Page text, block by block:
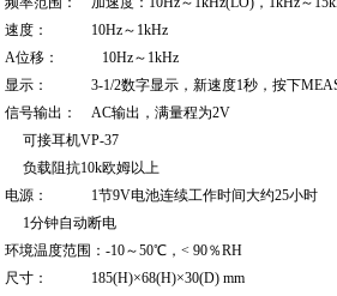
速度： 10Hz～1kHz
A位移： 10Hz～1kHz
显示： 3-1/2数字显示，新速度1秒，按下MEAS
信号输出： AC输出，满量程为2V
可接耳机VP-37
负载阻抗10k欧姆以上
电源： 1节9V电池连续工作时间大约25小时
1分钟自动断电
环境温度范围：-10～50℃，< 90％RH
尺寸： 185(H)×68(H)×30(D) mm